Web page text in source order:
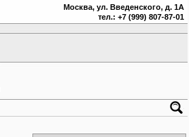
Москва, ул. Введенского, д. 1А
тел.: +7 (999) 807-87-01